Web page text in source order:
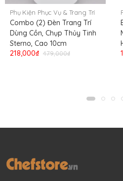
mới cần thay pin, cực kỳ hiệu
Ánh sáng ấm áp & sang trọng,
Phụ Kiện Phục Vụ & Trang Trí
Combo (2) Đèn Trang Trí
Dùng Cồn, Chụp Thủy Tinh
Sterno, Cao 10cm
218,000₫ 479,000₫